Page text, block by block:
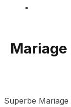
Mariage
Superbe